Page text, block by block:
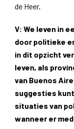
de Heer.
V: We leven in
door politieke
in dit opzicht
leven, als
van Buenos
suggesties
situaties van
wanneer er